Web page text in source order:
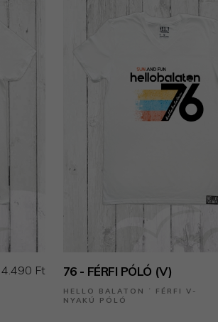
4.490 Ft 76 - FÉRFI PÓLÓ (V)
HELLO BALATON ˙ FÉRFI V-
NYAKÚ PÓLÓ